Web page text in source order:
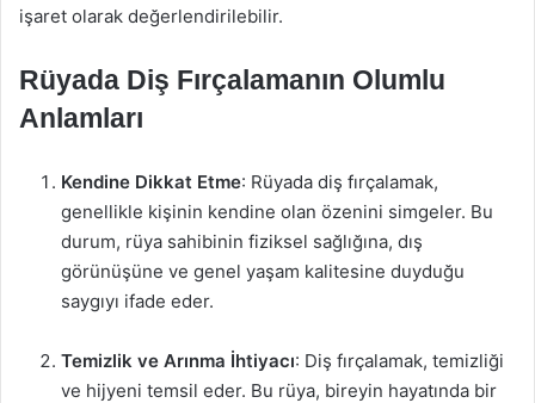
işaret olarak değerlendirilebilir.
Rüyada Diş Fırçalamanın Olumlu
Anlamları
Kendine Dikkat Etme: Rüyada diş fırçalamak,
genellikle kişinin kendine olan özenini simgeler. Bu
durum, rüya sahibinin fiziksel sağlığına, dış
görünüşüne ve genel yaşam kalitesine duyduğu
saygıyı ifade eder.
Temizlik ve Arınma İhtiyacı: Diş fırçalamak, temizliği
ve hijyeni temsil eder. Bu rüya, bireyin hayatında bir